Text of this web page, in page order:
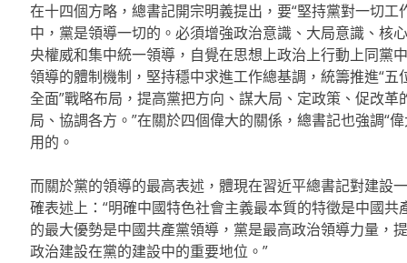
在十四個方略，總書記開宗明義提出，要“堅持黨對一切
中，黨是領導一切的。必須增強政治意識、大局意識、核
央權威和集中統一領導，自覺在思想上政治上行動上同黨
領導的體制機制，堅持穩中求進工作總基調，統籌推進“五
全面”戰略布局，提高黨把方向、謀大局、定政策、促改
局、協調各方。”在關於四個偉大的關係，總書記也強調“
用的。
而關於黨的領導的最高表述，體現在習近平總書記對建設
確表述上：“明確中國特色社會主義最本質的特徵是中國
的最大優勢是中國共產黨領導，黨是最高政治領導力量，
政治建設在黨的建設中的重要地位。”